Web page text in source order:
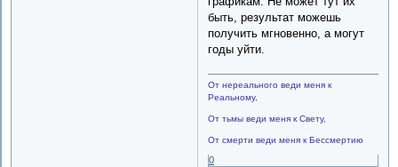
быть, результат можешь
получить мгновенно, а могут
годы уйти.
От нереального веди меня к
Реальному,
От тьмы веди меня к Свету,
От смерти веди меня к Бессмертию
0